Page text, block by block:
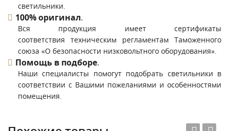
светильники.
100% оригинал.
Вся продукция имеет сертификаты
соответствия техническим регламентам Таможенного
союза «О безопасности низковольтного оборудования».
Помощь в подборе.
Наши специалисты помогут подобрать светильники в
соответствии с Вашими пожеланиями и особенностями
помещения.